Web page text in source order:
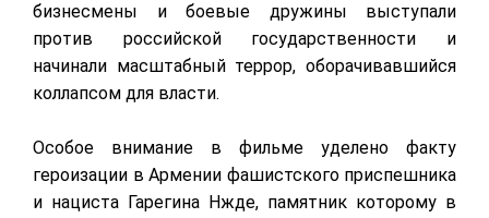
бизнесмены и боевые дружины выступали
против российской государственности и
начинали масштабный террор, оборачивавшийся
коллапсом для власти.
Особое внимание в фильме уделено факту
героизации в Армении фашистского приспешника
и нациста Гарегина Нжде, памятник которому в